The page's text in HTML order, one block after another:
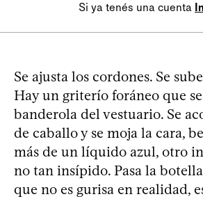
Si ya tenés una cuenta
Se ajusta los cordones. Se
Hay un griterío foráneo que
banderola del vestuario. Se
de caballo y se moja la cara,
más de un líquido azul, otro
no tan insípido. Pasa la
que no es gurisa en realidad,